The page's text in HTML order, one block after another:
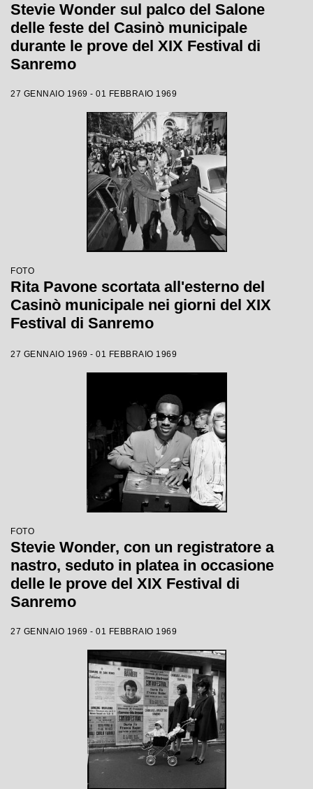
Stevie Wonder sul palco del Salone
delle feste del Casinò municipale
durante le prove del XIX Festival di
Sanremo
27 GENNAIO 1969 - 01 FEBBRAIO 1969
FOTO
Rita Pavone scortata all'esterno del
Casinò municipale nei giorni del XIX
Festival di Sanremo
27 GENNAIO 1969 - 01 FEBBRAIO 1969
FOTO
Stevie Wonder, con un registratore a
nastro, seduto in platea in occasione
delle le prove del XIX Festival di
Sanremo
27 GENNAIO 1969 - 01 FEBBRAIO 1969